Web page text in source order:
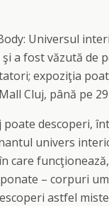
Universul
a fost văzută de
expoziţia
Cluj, până pe
poate descoperi,
univers
care
– corpuri
astfel